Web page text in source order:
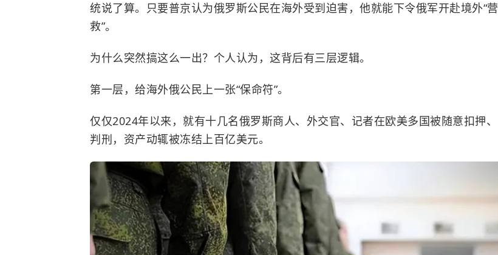
统说了算。只要普京认为俄罗斯公民在海外受到迫害，他就能下令俄军开赴境外“营
救”。
为什么突然搞这么一出？个人认为，这背后有三层逻辑。
第一层，给海外俄公民上一张“保命符”。
仅仅2024年以来，就有十几名俄罗斯商人、外交官、记者在欧美多国被随意扣押、
判刑，资产动辄被冻结上百亿美元。